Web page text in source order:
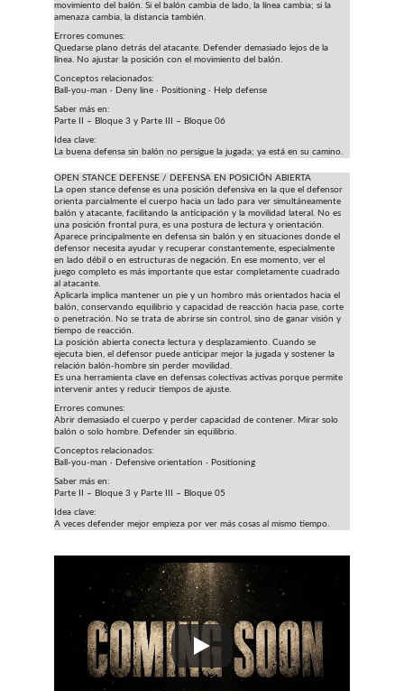
movimiento del balón. Si el balón cambia de lado, la línea cambia; si la
amenaza cambia, la distancia también.
Errores comunes:
Quedarse plano detrás del atacante. Defender demasiado lejos de la
línea. No ajustar la posición con el movimiento del balón.
Conceptos relacionados:
Ball-you-man · Deny line · Positioning · Help defense
Saber más en:
Parte II – Bloque 3 y Parte III – Bloque 06
Idea clave:
La buena defensa sin balón no persigue la jugada; ya está en su camino.
OPEN STANCE DEFENSE / DEFENSA EN POSICIÓN ABIERTA
La open stance defense es una posición defensiva en la que el defensor
orienta parcialmente el cuerpo hacia un lado para ver simultáneamente
balón y atacante, facilitando la anticipación y la movilidad lateral. No es
una posición frontal pura, es una postura de lectura y orientación.
Aparece principalmente en defensa sin balón y en situaciones donde el
defensor necesita ayudar y recuperar constantemente, especialmente
en lado débil o en estructuras de negación. En ese momento, ver el
juego completo es más importante que estar completamente cuadrado
al atacante.
Aplicarla implica mantener un pie y un hombro más orientados hacia el
balón, conservando equilibrio y capacidad de reacción hacia pase, corte
o penetración. No se trata de abrirse sin control, sino de ganar visión y
tiempo de reacción.
La posición abierta conecta lectura y desplazamiento. Cuando se
ejecuta bien, el defensor puede anticipar mejor la jugada y sostener la
relación balón-hombre sin perder movilidad.
Es una herramienta clave en defensas colectivas activas porque permite
intervenir antes y reducir tiempos de ajuste.
Errores comunes:
Abrir demasiado el cuerpo y perder capacidad de contener. Mirar solo
balón o solo hombre. Defender sin equilibrio.
Conceptos relacionados:
Ball-you-man · Defensive orientation · Positioning
Saber más en:
Parte II – Bloque 3 y Parte III – Bloque 05
Idea clave:
A veces defender mejor empieza por ver más cosas al mismo tiempo.